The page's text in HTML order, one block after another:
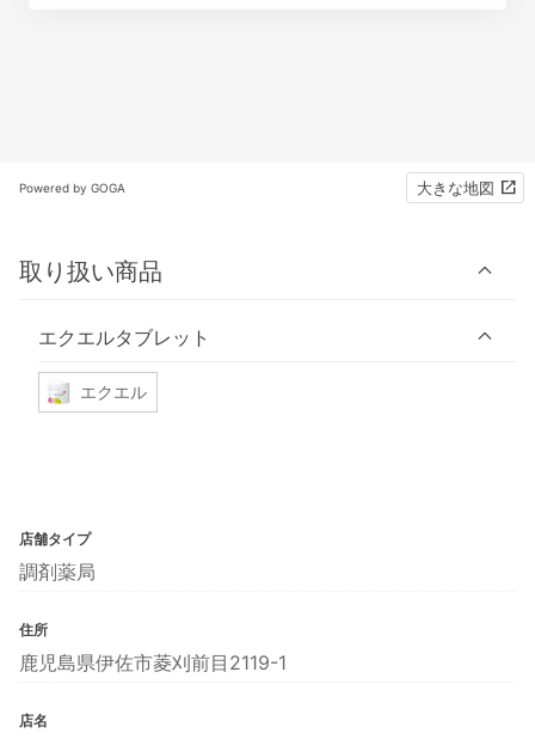
Powered by GOGA 大きな地図
取り扱い商品
エクエルタブレット
エクエル
店舗タイプ
調剤薬局
住所
鹿児島県伊佐市菱刈前目2119-1
店名